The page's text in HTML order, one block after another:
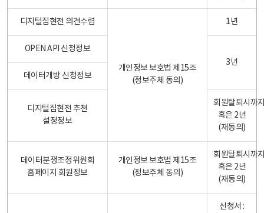
디지털집현전 의견수렴
개인정보 보호법 제15조
(정보주체 동의)
1년
OPEN API 신청정보
3년
데이터개방 신청정보
디지털집현전 추천
설정정보
회원탈퇴시까
혹은 2년
(재동의)
데이터분쟁조정위원회
홈페이지 회원정보
개인정보 보호법 제15조
(정보주체 동의)
회원탈퇴시까
혹은 2년
(재동의)
신청서 :